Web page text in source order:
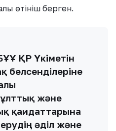
өтініш берген.
ҚР Үкіметін
белсенділеріне
және
қағидаттарына
әділ және